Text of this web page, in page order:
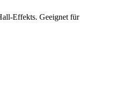
Effekts. Geeignet für